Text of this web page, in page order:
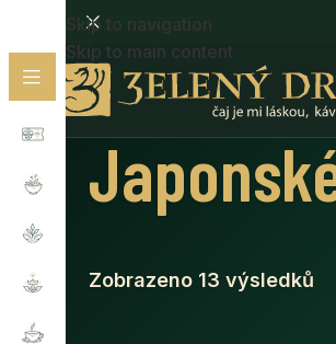
Skip to navigation
Skip to main content
Zobrazeno 13 výsledků